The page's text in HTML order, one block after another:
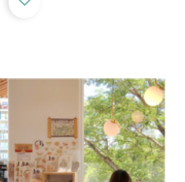
戶川」不用飛日本再+1！日
賣海外首店就在台北中山區
精緻法餐「SENS」新開幕！
現美味內涵，讓好吃的食物
五感體驗